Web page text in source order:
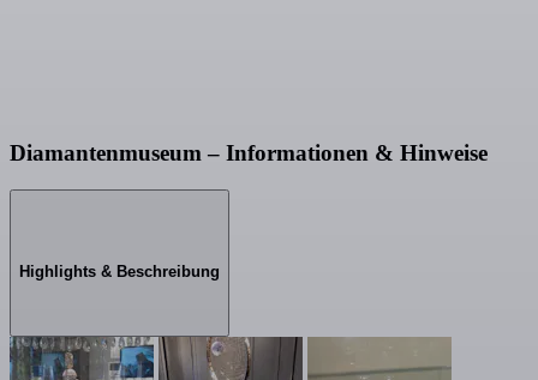
Diamantenmuseum – Informationen & Hinweise
Highlights & Beschreibung